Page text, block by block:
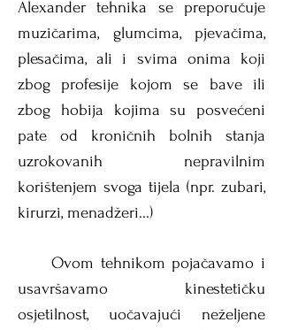
Alexander tehnika se preporučuje
muzičarima, glumcima, pjevačima,
plesačima, ali i svima onima koji
zbog profesije kojom se bave ili
zbog hobija kojima su posvećeni
pate od kroničnih bolnih stanja
uzrokovanih nepravilnim
korištenjem svoga tijela (npr. zubari,
kirurzi, menadžeri...)
Ovom tehnikom pojačavamo i
usavršavamo kinestetičku
osjetilnost, uočavajući neželjene